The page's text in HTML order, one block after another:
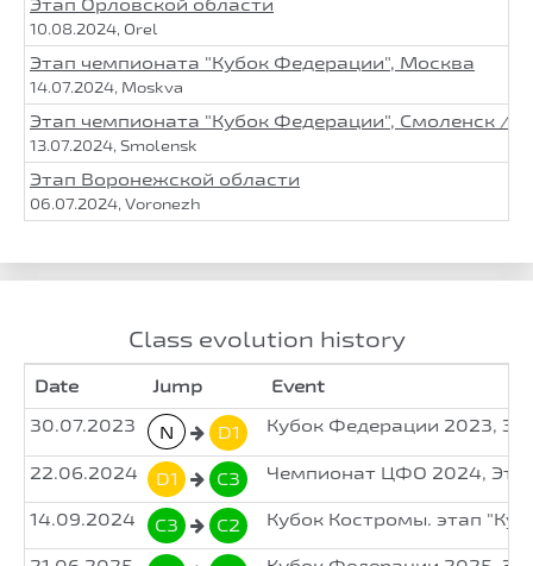
Этап Орловской области
10.08.2024, Orel
Этап чемпионата "Кубок Федерации", Москва
14.07.2024, Moskva
Этап чемпионата "Кубок Федерации", Смоленск /
13.07.2024, Smolensk
Этап Воронежской области
06.07.2024, Voronezh
Class evolution history
Date Jump
Event
30.07.2023
N D1 Кубок Федерации 2023,
22.06.2024 D1 C3 Чемпионат ЦФО 2024,
14.09.2024 C3 C2 Кубок Костромы. этап